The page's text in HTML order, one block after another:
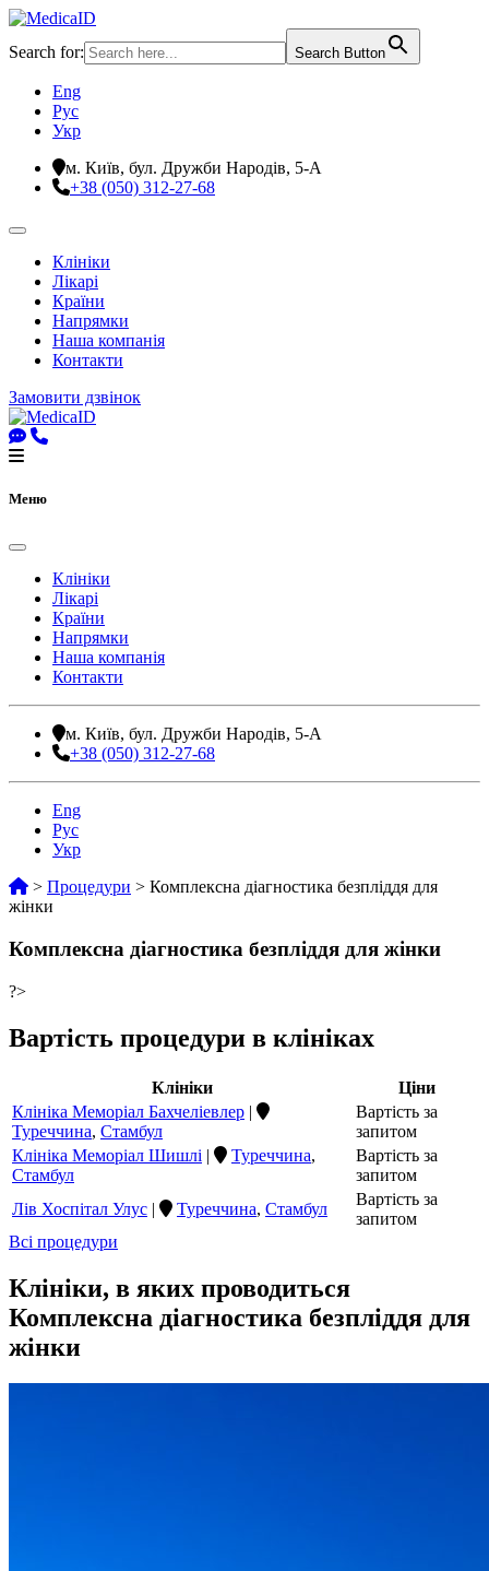
Search for: Search Button
Eng
Рус
Укр
м. Київ, бул. Дружби Народів, 5-А
+38 (050) 312-27-68
Клініки
Лікарі
Країни
Напрямки
Наша компанія
Контакти
Замовити дзвінок
Меню
Клініки
Лікарі
Країни
Напрямки
Наша компанія
Контакти
м. Київ, бул. Дружби Народів, 5-А
+38 (050) 312-27-68
Eng
Рус
Укр
> Процедури > Комплексна діагностика безпліддя для
жінки
Комплексна діагностика безпліддя для жінки
?>
Вартість процедури в клініках
Клініки
Ціни
Клініка Меморіал Бахчеліевлер |
Туреччина, Стамбул
Вартість за
запитом
Клініка Меморіал Шишлі | Туреччина,
Стамбул
Вартість за
запитом
Лів Хоспітал Улус | Туреччина, Стамбул
Вартість за
запитом
Всі процедури
Клініки, в яких проводиться
Комплексна діагностика безпліддя для
жінки